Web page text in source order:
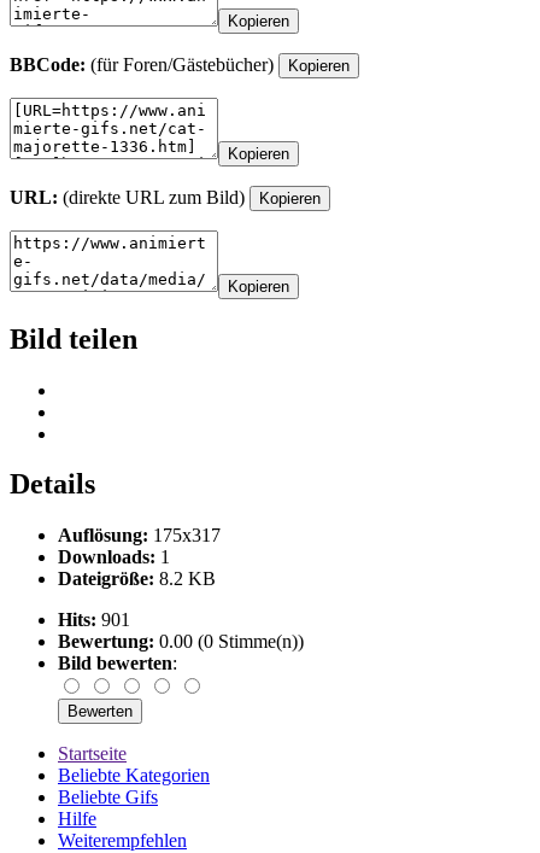
Kopieren
BBCode: (für Foren/Gästebücher) Kopieren
Kopieren
URL: (direkte URL zum Bild) Kopieren
Kopieren
Bild teilen
Details
Auflösung: 175x317
Downloads: 1
Dateigröße: 8.2 KB
Hits: 901
Bewertung: 0.00 (0 Stimme(n))
Bild bewerten:
Startseite
Beliebte Kategorien
Beliebte Gifs
Hilfe
Weiterempfehlen